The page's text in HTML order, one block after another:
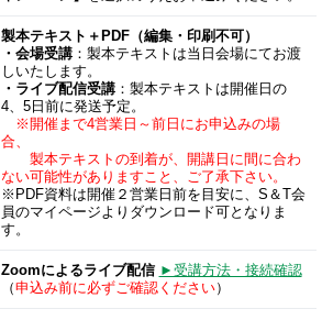
製本テキスト＋PDF（編集・印刷不可）
・会場受講：製本テキストは当日会場にてお渡
しいたします。
・ライブ配信受講：製本テキストは開催日の
4、5日前に発送予定。
※開催まで4営業日～前日にお申込みの場
合、
製本テキストの到着が、開講日に間に合わ
ない可能性がありますこと、ご了承下さい。
※PDF資料は開催２営業日前を目安に、S＆T会
員のマイページよりダウンロード可となりま
す。
Zoomによるライブ配信 ►受講方法・接続確認
（申込み前に必ずご確認ください）